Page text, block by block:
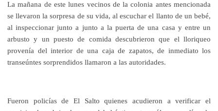
La mañana de este lunes vecinos de la colonia antes mencionada
se llevaron la sorpresa de su vida, al escuchar el llanto de un bebé,
al inspeccionar junto a junto a la puerta de una casa y entre un
arbusto y un puesto de comida descubrieron que el lloriqueo
provenía del interior de una caja de zapatos, de inmediato los
transeúntes sorprendidos llamaron a las autoridades.
Fueron policías de El Salto quienes acudieron a verificar el